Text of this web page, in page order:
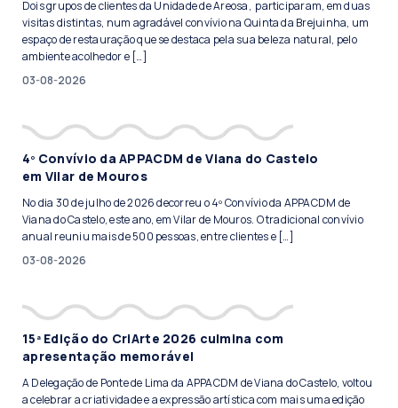
Dois grupos de clientes da Unidade de Areosa, participaram, em duas
visitas distintas, num agradável convívio na Quinta da Brejuinha, um
espaço de restauração que se destaca pela sua beleza natural, pelo
ambiente acolhedor e […]
03-08-2026
4º Convívio da APPACDM de Viana do Castelo
em Vilar de Mouros
No dia 30 de julho de 2026 decorreu o 4º Convívio da APPACDM de
Viana do Castelo, este ano, em Vilar de Mouros. O tradicional convívio
anual reuniu mais de 500 pessoas, entre clientes e […]
03-08-2026
15ª Edição do CriArte 2026 culmina com
apresentação memorável
A Delegação de Ponte de Lima da APPACDM de Viana do Castelo, voltou
a celebrar a criatividade e a expressão artística com mais uma edição